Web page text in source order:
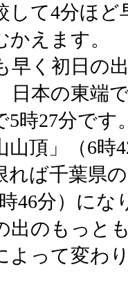
して4分ほど
かえます。
早く初日の
日本の東端
5時27分です
山頂」（6時
れば千葉県の
46分）にな
出のもっと
よって変わ